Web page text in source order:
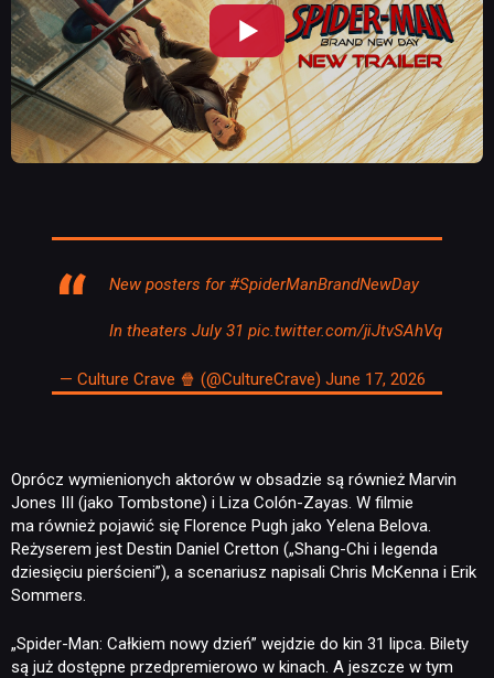
NEWSY
PUBLICYSTYKA
KULTURA
TECHNOLOGIE
DYSKUSJE
JUŻ GRALIŚMY
New posters for#SpiderManBrandNewDay
In theaters July 31pic.twitter.com/jiJtvSAhVq
— Culture Crave 🍿 (@CultureCrave)June 17, 2026
Oprócz wymienionych aktorów w obsadzie są również Marvin
Jones III (jako Tombstone) i Liza Colón-Zayas. W filmie
ma również pojawić się Florence Pugh jako Yelena Belova.
Reżyserem jest Destin Daniel Cretton („Shang-Chi i legenda
dziesięciu pierścieni”), a scenariusz napisali Chris McKenna i Erik
Sommers.
„Spider-Man: Całkiem nowy dzień” wejdzie do kin 31 lipca. Bilety
są już dostępne przedpremierowo w kinach. A jeszcze w tym